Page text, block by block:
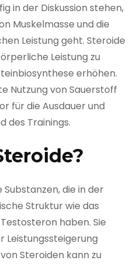
in der Diskussion stehen,
Muskelmasse und die
Leistung geht. Steroide
Leistung zu
erhöhen.
Nutzung von Sauerstoff
für die Ausdauer und
des Trainings.
die in der
Struktur wie das
haben. Sie
Leistungssteigerung
Steroiden kann zu